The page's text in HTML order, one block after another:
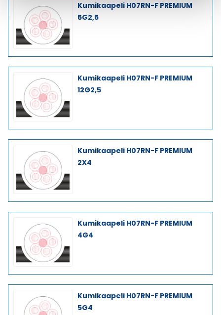
Kumikaapeli H07RN-F PREMIUM
5G2,5
Kumikaapeli H07RN-F PREMIUM
12G2,5
Kumikaapeli H07RN-F PREMIUM
2X4
Kumikaapeli H07RN-F PREMIUM
4G4
Kumikaapeli H07RN-F PREMIUM
5G4